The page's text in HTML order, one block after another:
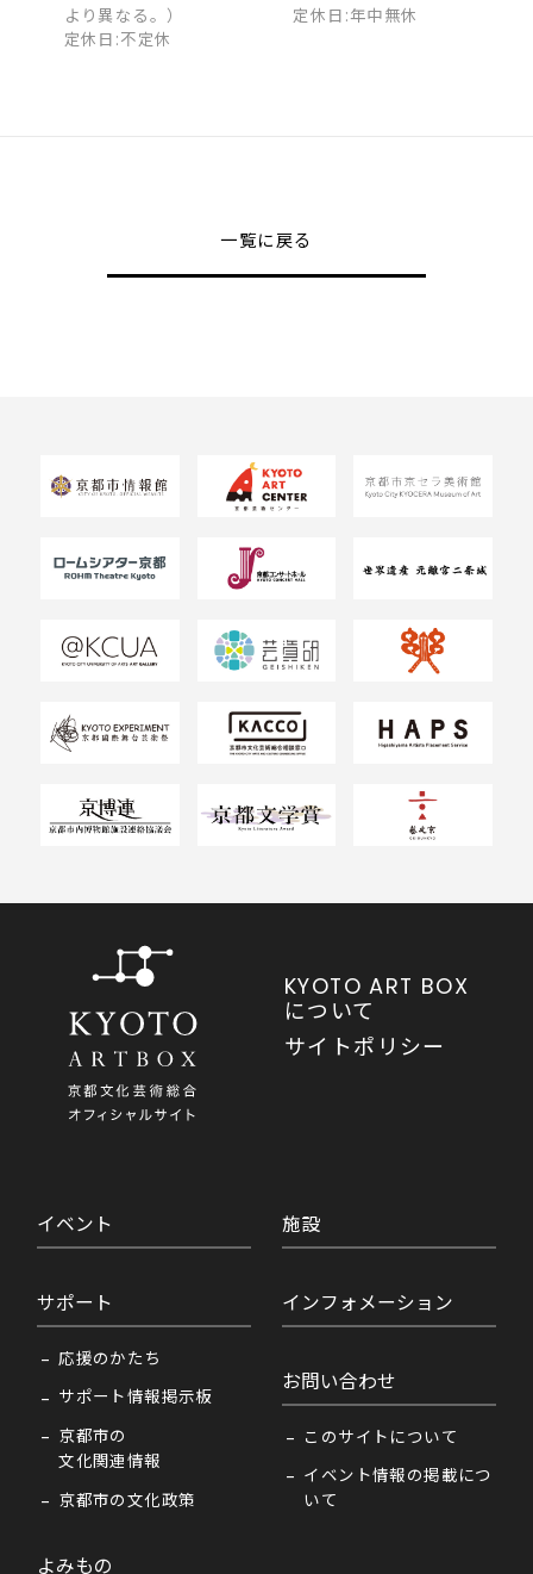
より異なる。）
定休日:不定休
定休日:年中無休
一覧に戻る
KYOTO ART BOX
について
サイトポリシー
イベント
サポート
応援のかたち
サポート情報掲示板
京都市の
文化関連情報
京都市の文化政策
よみもの
施設
インフォメーション
お問い合わせ
このサイトについて
イベント情報の掲載につ
いて